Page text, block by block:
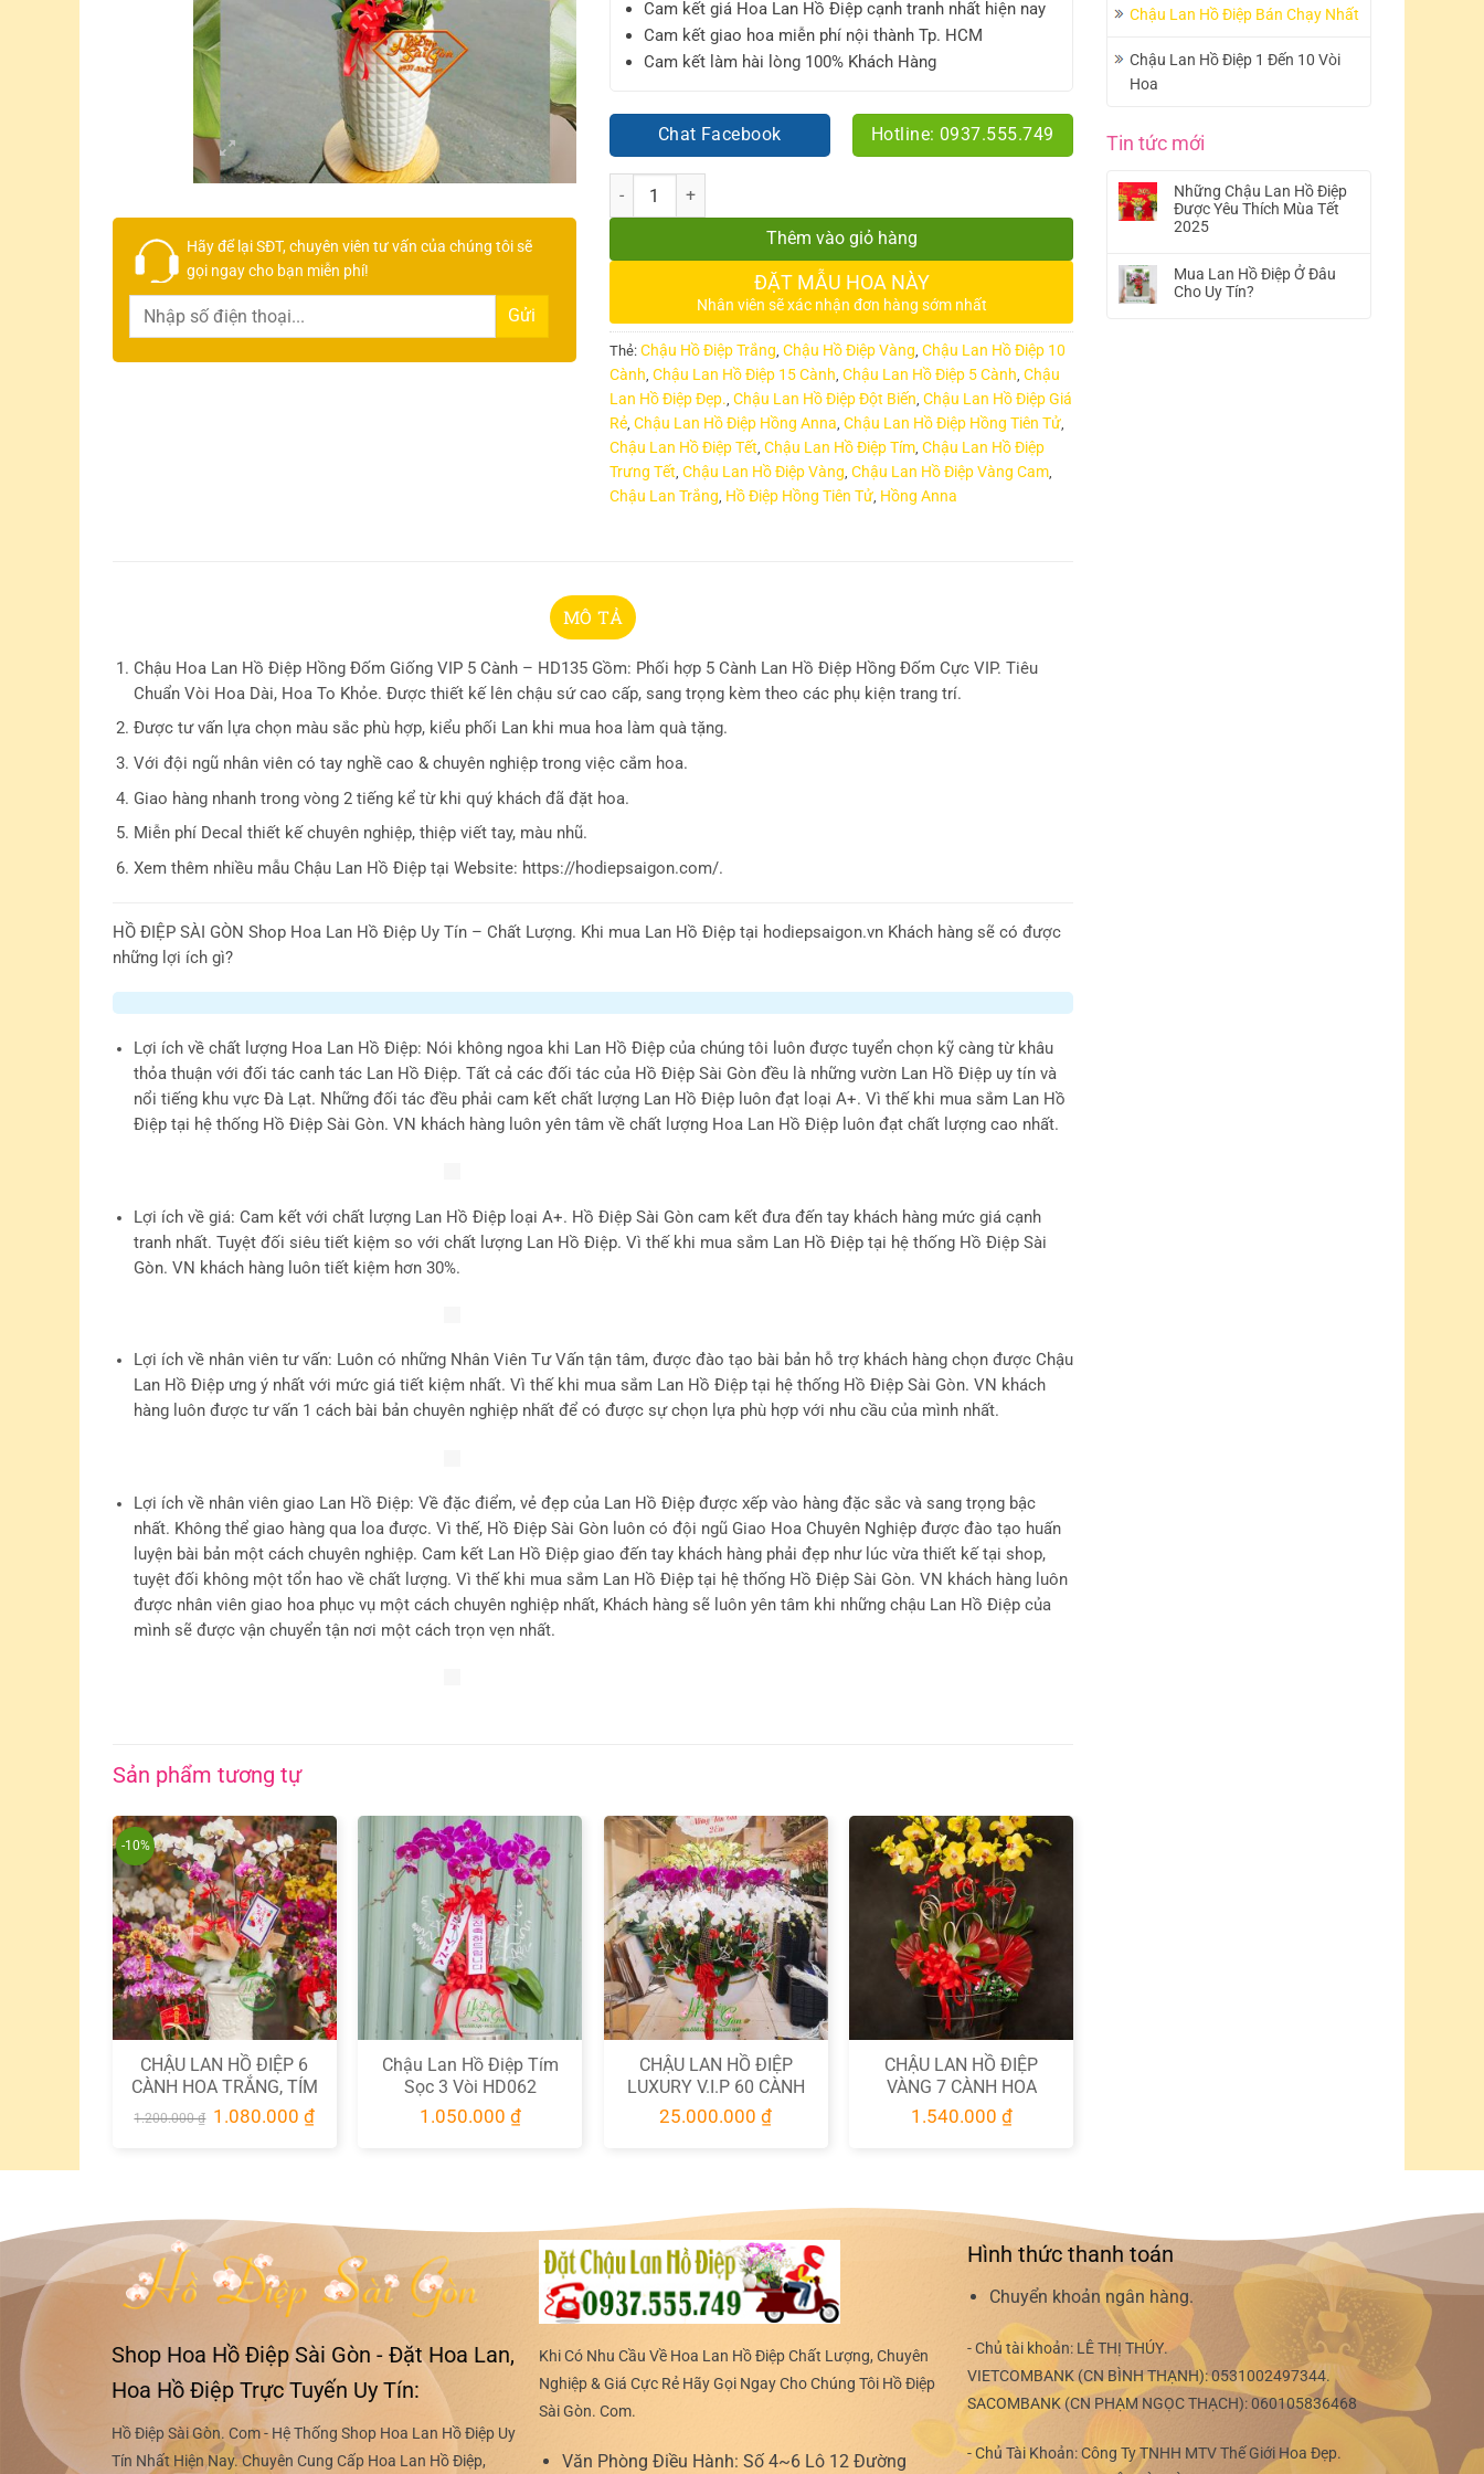
Chậu Lan Hồ Điệp Bán Chạy Nhất
Chậu Lan Hồ Điệp 1 Đến 10 Vòi
Hoa
Tin tức mới
Những Chậu Lan Hồ Điệp
Được Yêu Thích Mùa Tết
2025
Mua Lan Hồ Điệp Ở Đâu
Cho Uy Tín?
Hãy để lạiSĐT, chuyên viên tư vấn của chúng tôi sẽ
gọi ngay cho bạn miễn phí!
Cam kết giá Hoa Lan Hồ Điệp cạnh tranh nhất hiện nay
Cam kết giao hoa miễn phí nội thành Tp. HCM
Cam kết làm hài lòng 100% Khách Hàng
Chat Facebook Hotline: 0937.555.749
Số lượng
Thêm vào giỏ hàng
ĐẶT MẪU HOA NÀY
Nhân viên sẽ xác nhận đơn hàng sớm nhất
Thẻ: Chậu Hồ Điệp Trắng, Chậu Hồ Điệp Vàng, Chậu Lan Hồ Điệp 10
Cành, Chậu Lan Hồ Điệp 15 Cành, Chậu Lan Hồ Điệp 5 Cành, Chậu
Lan Hồ Điệp Đẹp., Chậu Lan Hồ Điệp Đột Biến, Chậu Lan Hồ Điệp Giá
Rẻ, Chậu Lan Hồ Điệp Hồng Anna, Chậu Lan Hồ Điệp Hồng Tiên Tử,
Chậu Lan Hồ Điệp Tết, Chậu Lan Hồ Điệp Tím, Chậu Lan Hồ Điệp
Trưng Tết, Chậu Lan Hồ Điệp Vàng, Chậu Lan Hồ Điệp Vàng Cam,
Chậu Lan Trắng, Hồ Điệp Hồng Tiên Tử, Hồng Anna
MÔ TẢ
Chậu Hoa Lan Hồ Điệp Hồng Đốm Giống VIP 5 Cành – HD135 Gồm: Phối hợp 5 Cành Lan Hồ Điệp Hồng Đốm Cực VIP. Tiêu
Chuẩn Vòi Hoa Dài, Hoa To Khỏe. Được thiết kế lên chậu sứ cao cấp, sang trọng kèm theo các phụ kiện trang trí.
Được tư vấn lựa chọn màu sắc phù hợp, kiểu phối Lan khi mua hoa làm quà tặng.
Với đội ngũ nhân viên có tay nghề cao & chuyên nghiệp trong việc cắm hoa.
Giao hàng nhanh trong vòng 2 tiếng kể từ khi quý khách đã đặt hoa.
Miễn phí Decal thiết kế chuyên nghiệp, thiệp viết tay, màu nhũ.
Xem thêm nhiều mẫu Chậu Lan Hồ Điệp tại Website: https://hodiepsaigon.com/.
HỒ ĐIỆP SÀI GÒN Shop Hoa Lan Hồ Điệp Uy Tín – Chất Lượng. Khi mua Lan Hồ Điệp tại hodiepsaigon.vn Khách hàng sẽ có được
những lợi ích gì?
Lợi ích về chất lượng Hoa Lan Hồ Điệp: Nói không ngoa khi Lan Hồ Điệp của chúng tôi luôn được tuyển chọn kỹ càng từ khâu
thỏa thuận với đối tác canh tác Lan Hồ Điệp. Tất cả các đối tác của Hồ Điệp Sài Gòn đều là những vườn Lan Hồ Điệp uy tín và
nổi tiếng khu vực Đà Lạt. Những đối tác đều phải cam kết chất lượng Lan Hồ Điệp luôn đạt loại A+. Vì thế khi mua sắm Lan Hồ
Điệp tại hệ thống Hồ Điệp Sài Gòn. VN khách hàng luôn yên tâm về chất lượng Hoa Lan Hồ Điệp luôn đạt chất lượng cao nhất.
tranh nhất. Tuyệt đối siêu tiết kiệm so với chất lượng Lan Hồ Điệp. Vì thế khi mua sắm Lan Hồ Điệp tại hệ thống Hồ Điệp Sài
Gòn. VN khách hàng luôn tiết kiệm hơn 30%.
Lợi ích về nhân viên tư vấn: Luôn có những Nhân Viên Tư Vấn tận tâm, được đào tạo bài bản hỗ trợ khách hàng chọn được Chậu
Lan Hồ Điệp ưng ý nhất với mức giá tiết kiệm nhất. Vì thế khi mua sắm Lan Hồ Điệp tại hệ thống Hồ Điệp Sài Gòn. VN khách
Lợi ích về nhân viên giao Lan Hồ Điệp: Về đặc điểm, vẻ đẹp của Lan Hồ Điệp được xếp vào hàng đặc sắc và sang trọng bậc
nhất. Không thể giao hàng qua loa được. Vì thế, Hồ Điệp Sài Gòn luôn có đội ngũ Giao Hoa Chuyên Nghiệp được đào tạo huấn
luyện bài bản một cách chuyên nghiệp. Cam kết Lan Hồ Điệp giao đến tay khách hàng phải đẹp như lúc vừa thiết kế tại shop,
tuyệt đối không một tổn hao về chất lượng. Vì thế khi mua sắm Lan Hồ Điệp tại hệ thống Hồ Điệp Sài Gòn. VN khách hàng luôn
được nhân viên giao hoa phục vụ một cách chuyên nghiệp nhất, Khách hàng sẽ luôn yên tâm khi những chậu Lan Hồ Điệp của
mình sẽ được vận chuyển tận nơi một cách trọn vẹn nhất.
Sản phẩm tương tự